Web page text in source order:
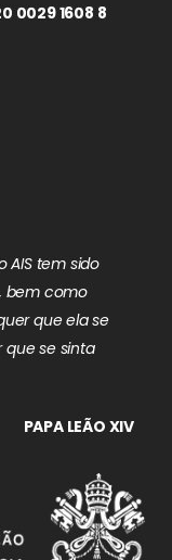
0029 1608 8
AIS tem sido
bem como
que ela se
se sinta
PAPA LEÃO XIV